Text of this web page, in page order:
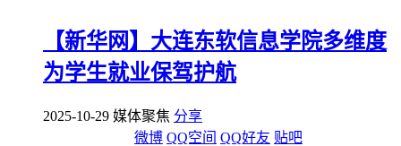
【新华网】大连东软信息学院多维度
为学生就业保驾护航
2025-10-29 媒体聚焦 分享
微博 QQ空间 QQ好友 贴吧